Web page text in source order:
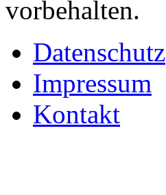
vorbehalten.
Datenschutz
Impressum
Kontakt